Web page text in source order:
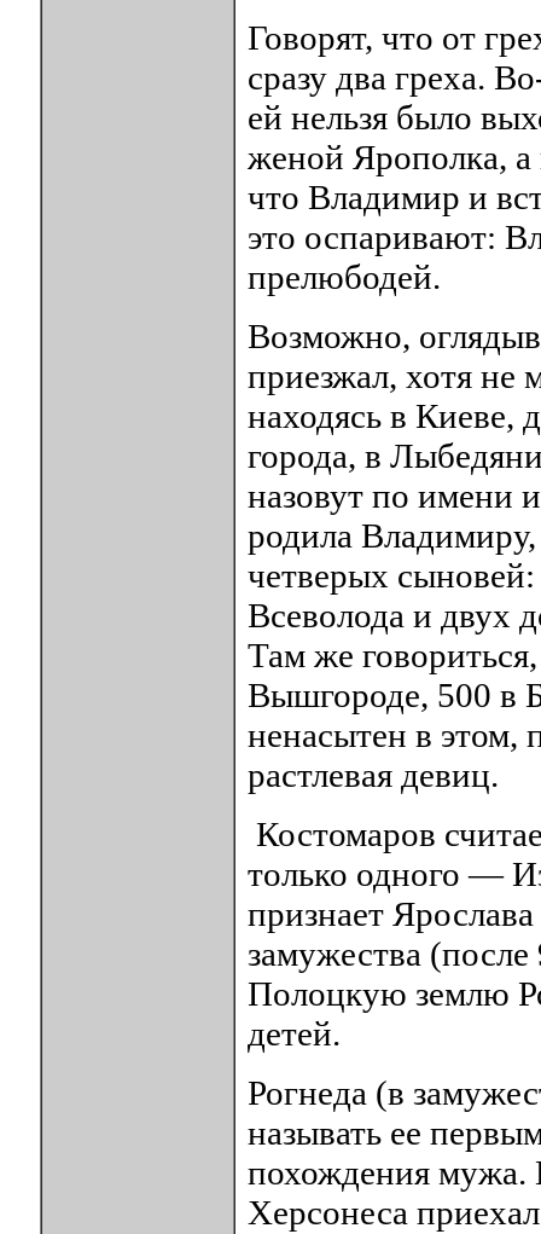
Говорят, что от
сразу два греха.
ей нельзя было
женой Ярополка, а
что Владимир и
это оспаривают:
прелюбодей.
Возможно,
приезжал, хотя не
находясь в Киеве,
города, в
назовут по имени
родила
четверых
Всеволода и двух
Там же
Вышгороде, 500 в
ненасытен в этом,
растлевая девиц.
Костомаров
только одного —
признает
замужества
Полоцкую землю
детей.
Рогнеда (в
называть ее
похождения мужа.
Херсонеса